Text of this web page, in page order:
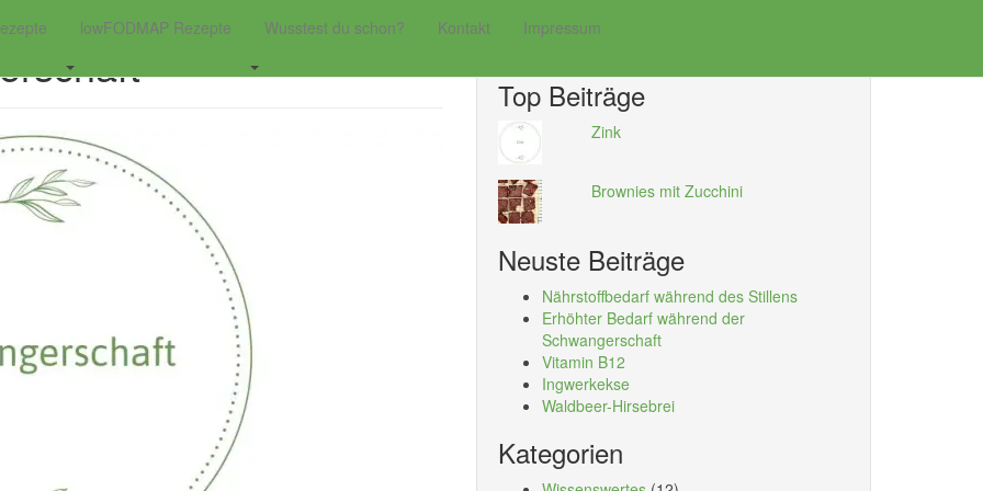
lowFODMAP Rezepte Wusstest du schon? Kontakt Impressum
Suche
Top Beiträge
Zink
Brownies mit Zucchini
Neuste Beiträge
Nährstoffbedarf während des Stillens
Erhöhter Bedarf während der
Schwangerschaft
Vitamin B12
Ingwerkekse
Waldbeer-Hirsebrei
Kategorien